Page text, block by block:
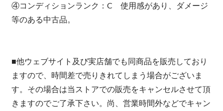
④コンディションランク：C 使用感があり、ダメージ
等のある中古品。
■他ウェブサイト及び実店舗でも同商品を販売しており
ますので、時間差で売りきれてしまう場合がございま
す。その場合は当ストアでの販売をキャンセルさせて頂
きますのでご了承下さい。尚、営業時間外などでキャン